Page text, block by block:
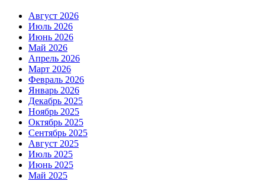
Август 2026
Июль 2026
Июнь 2026
Май 2026
Апрель 2026
Март 2026
Февраль 2026
Январь 2026
Декабрь 2025
Ноябрь 2025
Октябрь 2025
Сентябрь 2025
Август 2025
Июль 2025
Июнь 2025
Май 2025